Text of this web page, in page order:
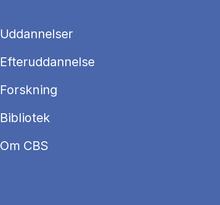
Uddannelser
Efteruddannelse
Forskning
Bibliotek
Om CBS